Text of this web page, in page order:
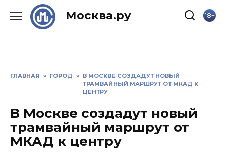
Москва.ру 18+
ГЛАВНАЯ » ГОРОД » В МОСКВЕ СОЗДАДУТ НОВЫЙ
ТРАМВАЙНЫЙ МАРШРУТ ОТ МКАД К
ЦЕНТРУ
В Москве создадут новый
трамвайный маршрут от
МКАД к центру